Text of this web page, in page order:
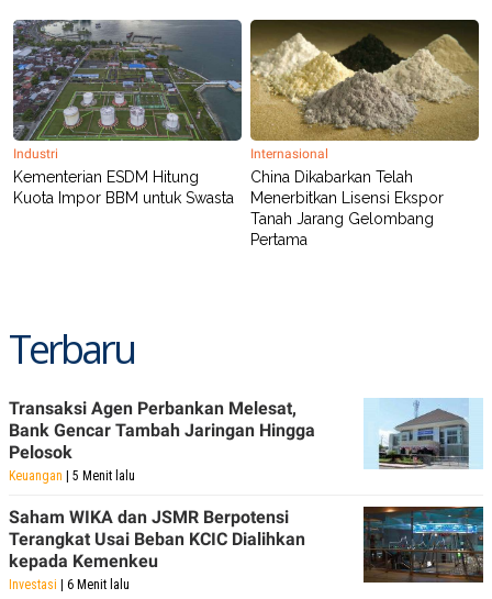
G
M
E
D
I
A
.
I
D
SIBER
Industri
Kementerian ESDM Hitung
Kuota Impor BBM untuk Swasta
Internasional
China Dikabarkan Telah
Menerbitkan Lisensi Ekspor
Tanah Jarang Gelombang
Pertama
Terbaru
Transaksi Agen Perbankan Melesat,
Bank Gencar Tambah Jaringan Hingga
Pelosok
Keuangan | 5 Menit lalu
Saham WIKA dan JSMR Berpotensi
Terangkat Usai Beban KCIC Dialihkan
kepada Kemenkeu
Investasi | 6 Menit lalu